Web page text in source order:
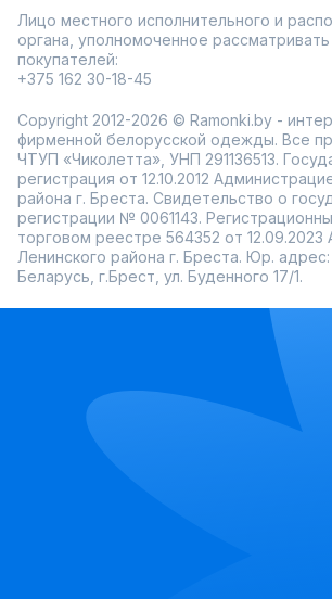
Лицо местного исполнительного и
органа, уполномоченное
покупателей:
+375 162 30-18-45
Copyright 2012-2026 © Ramonki.by -
фирменной белорусской одежды. Все
ЧТУП «Чиколетта», УНП 291136513.
регистрация от 12.10.2012
района г. Бреста. Свидетельство о
регистрации № 0061143.
торговом реестре 564352 от 12.09.2023
Ленинского района г. Бреста. Юр.
Беларусь, г.Брест, ул. Буденного 17/1.